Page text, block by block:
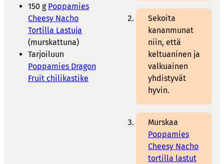
150 g Poppamies
Cheesy Nacho
Tortilla Lastuja
(murskattuna)
Tarjoiluun
Poppamies Dragon
Fruit chilikastike
Sekoita
kananmunat
niin, että
keltuaninen ja
valkuainen
yhdistyvät
hyvin.
Murskaa
Poppamies
Cheesy Nacho
tortilla lastut